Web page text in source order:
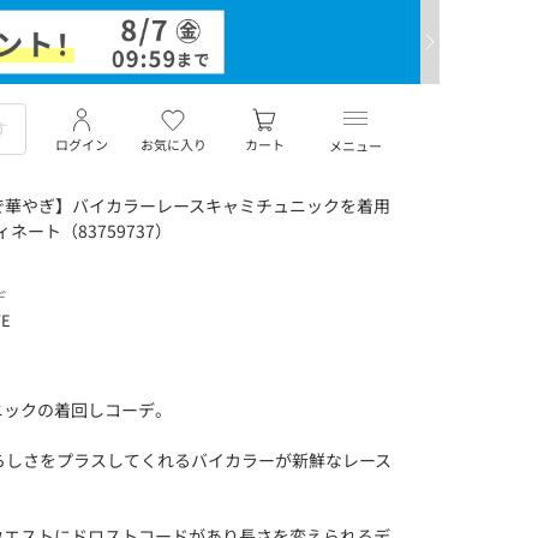
メニュー
お気に入り
ログイン カート
やぎ】バイカラーレースキャミチュニックを着用
ネート（83759737）
クの着回しコーデ。
さをプラスしてくれるバイカラーが新鮮なレース